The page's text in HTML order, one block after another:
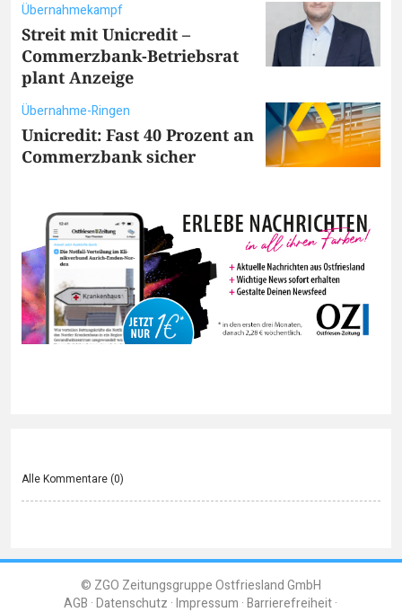
Übernahmekampf
Streit mit Unicredit –
Commerzbank-Betriebsrat
plant Anzeige
Übernahme-Ringen
Unicredit: Fast 40 Prozent an
Commerzbank sicher
Alle Kommentare (0)
© ZGO Zeitungsgruppe Ostfriesland GmbH
AGB Datenschutz Impressum Barrierefreiheit